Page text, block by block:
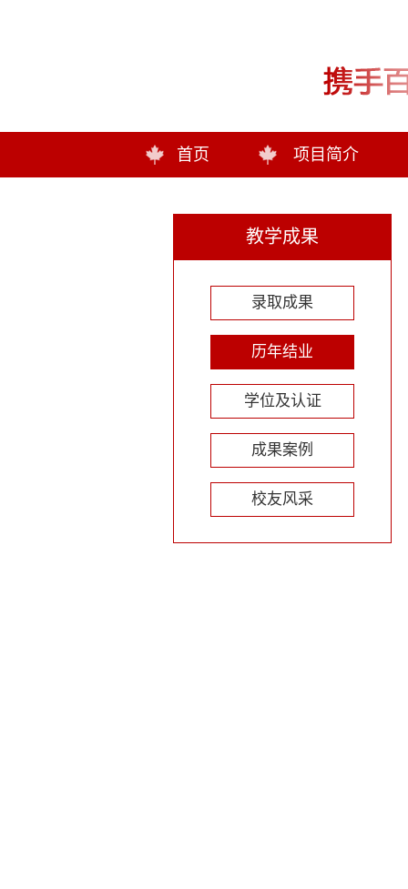
首页 项目简介
教学成果
录取成果
历年结业
学位及认证
成果案例
校友风采